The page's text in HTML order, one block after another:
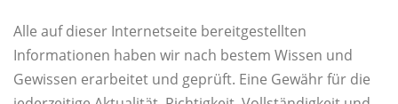
Alle auf dieser Internetseite bereitgestellten
Informationen haben wir nach bestem Wissen und
Gewissen erarbeitet und geprüft. Eine Gewähr für die